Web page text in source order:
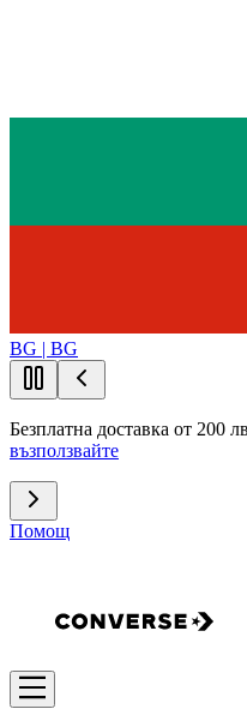
BG | BG
Безплатна доставка от 200
възползвайте
Помощ